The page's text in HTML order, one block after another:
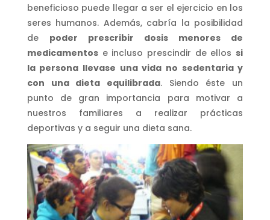
beneficioso puede llegar a ser el ejercicio en los
seres humanos. Además, cabría la posibilidad
de poder prescribir dosis menores de
medicamentose incluso prescindir de ellos si
la persona llevase una vida no sedentaria y
con una dieta equilibrada. Siendo éste un
punto de gran importancia para motivar a
nuestros familiares a realizar prácticas
deportivas y a seguir una dieta sana.